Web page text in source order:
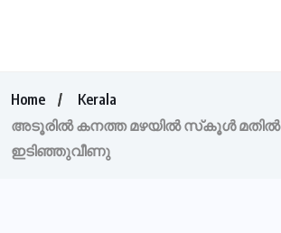
Home
Kerala
അടൂരില്‍ കനത്ത മഴയില്‍ സ്‌കൂള്‍ മതില്‍
ഇടിഞ്ഞുവീണു